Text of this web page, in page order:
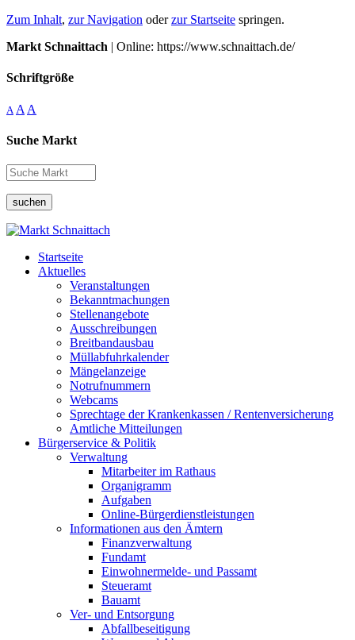
Zum Inhalt, zur Navigation oderzur Startseite springen.
Markt Schnaittach | Online: https://www.schnaittach.de/
Schriftgröße
A A A
Suche Markt
suchen
Startseite
Aktuelles
Veranstaltungen
Bekanntmachungen
Stellenangebote
Ausschreibungen
Breitbandausbau
Müllabfuhrkalender
Mängelanzeige
Notrufnummern
Webcams
Sprechtage der Krankenkassen / Rentenversicherung
Amtliche Mitteilungen
Bürgerservice & Politik
Verwaltung
Mitarbeiter im Rathaus
Organigramm
Aufgaben
Online-Bürgerdienstleistungen
Informationen aus den Ämtern
Finanzverwaltung
Fundamt
Einwohnermelde- und Passamt
Steueramt
Bauamt
Ver- und Entsorgung
Abfallbeseitigung